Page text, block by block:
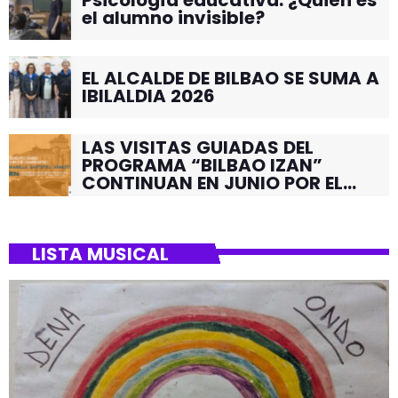
el alumno invisible?
EL ALCALDE DE BILBAO SE SUMA A
IBILALDIA 2026
LAS VISITAS GUIADAS DEL
PROGRAMA “BILBAO IZAN”
CONTINUAN EN JUNIO POR EL
LISTA MUSICAL